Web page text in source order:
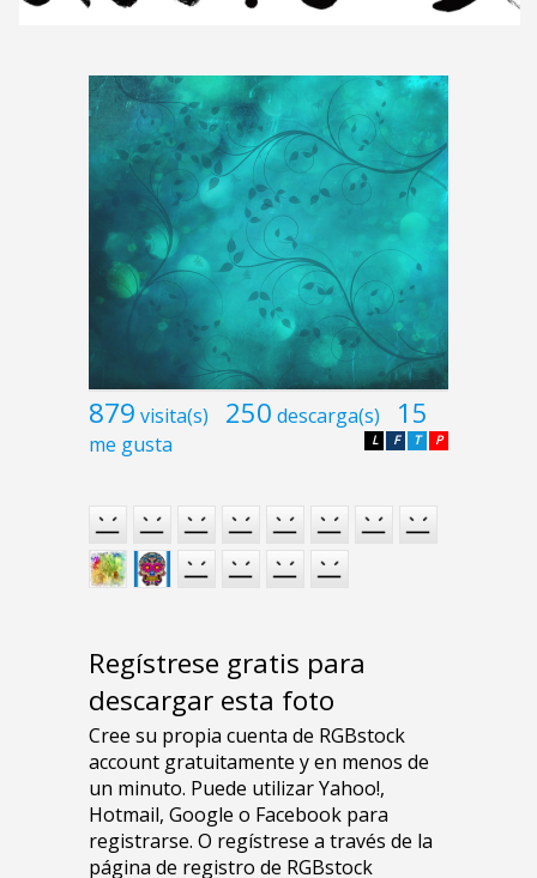
879 visita(s) 250 descarga(s) 15
me gusta P
T
F
L
Regístrese gratis para
descargar esta foto